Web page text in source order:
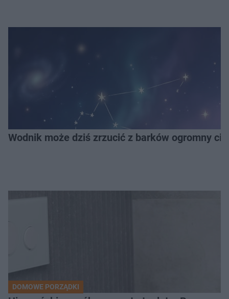
Wodnik może dziś zrzucić z barków ogromny
DOMOWE PORZĄDKI